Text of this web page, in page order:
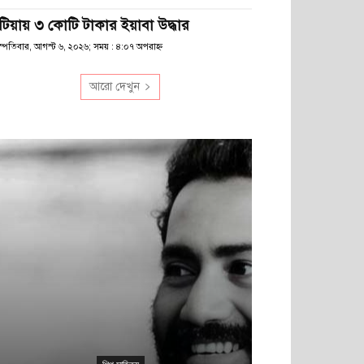
৩ কোটি টাকার ইয়াবা উদ্ধার
আগস্ট ৬, ২০২৬; সময় : ৪:০৭ অপরাহ্ণ
আরো দেখুন